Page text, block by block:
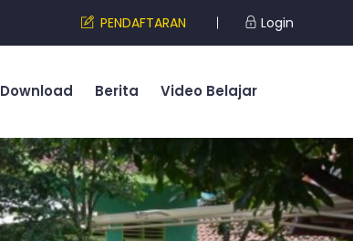
PENDAFTARAN Login
Download Berita Video Belajar